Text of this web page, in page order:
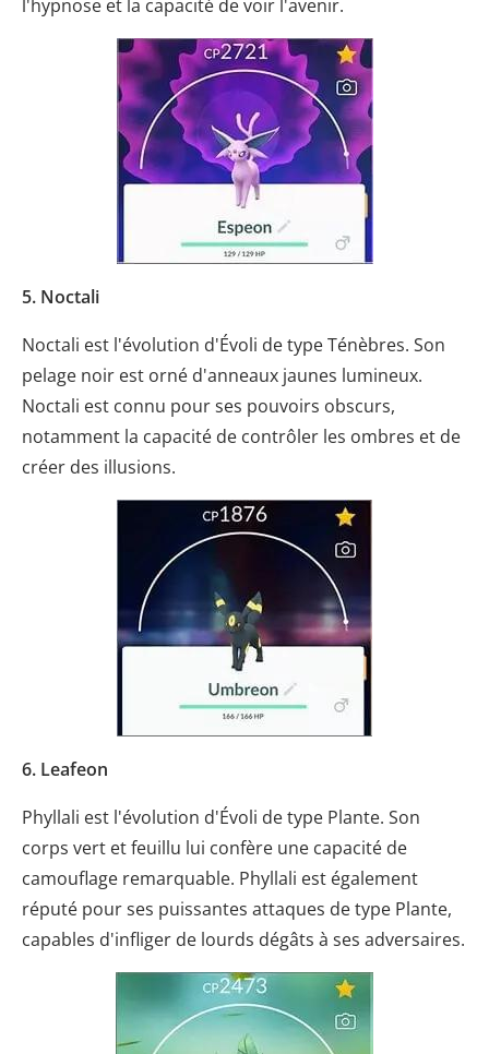
l'hypnose et la capacité de voir l'avenir.
5. Noctali
Noctali est l'évolution d'Évoli de type Ténèbres. Son
pelage noir est orné d'anneaux jaunes lumineux.
Noctali est connu pour ses pouvoirs obscurs,
notamment la capacité de contrôler les ombres et de
créer des illusions.
6. Leafeon
Phyllali est l'évolution d'Évoli de type Plante. Son
corps vert et feuillu lui confère une capacité de
camouflage remarquable. Phyllali est également
réputé pour ses puissantes attaques de type Plante,
capables d'infliger de lourds dégâts à ses adversaires.